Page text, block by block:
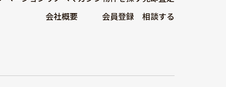
会社概要
会員登録
相談する